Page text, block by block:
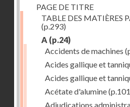
PAGE DE TITRE
TABLE DES MATIÈRES
(p.293)
A (p.24)
Accidents de machines
Acides gallique et
Acides gallique et
Acétate d'alumine
Adjudications